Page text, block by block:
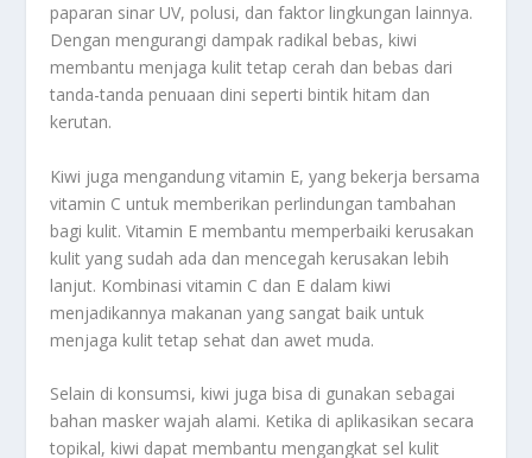
paparan sinar UV, polusi, dan faktor lingkungan lainnya.
Dengan mengurangi dampak radikal bebas, kiwi
membantu menjaga kulit tetap cerah dan bebas dari
tanda-tanda penuaan dini seperti bintik hitam dan
kerutan.
Kiwi juga mengandung vitamin E, yang bekerja bersama
vitamin C untuk memberikan perlindungan tambahan
bagi kulit. Vitamin E membantu memperbaiki kerusakan
kulit yang sudah ada dan mencegah kerusakan lebih
lanjut. Kombinasi vitamin C dan E dalam kiwi
menjadikannya makanan yang sangat baik untuk
menjaga kulit tetap sehat dan awet muda.
Selain di konsumsi, kiwi juga bisa di gunakan sebagai
bahan masker wajah alami. Ketika di aplikasikan secara
topikal, kiwi dapat membantu mengangkat sel kulit